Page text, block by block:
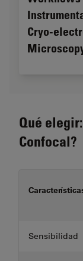
Cryo-
Qué
Confocal?
Sensibilidad